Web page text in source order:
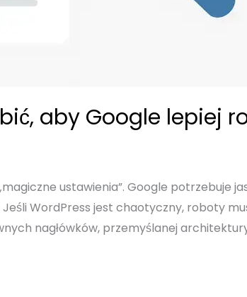
aby Google lepiej
ustawienia”. Google potrzebuje
WordPress jest chaotyczny, roboty
nagłówków, przemyślanej